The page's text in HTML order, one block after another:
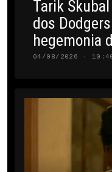
Tarik
dos
hegemonia
04/08/2026 ·